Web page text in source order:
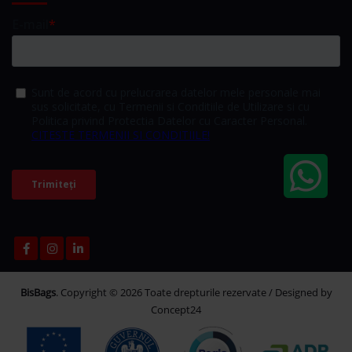
BisBags. Copyright © 2026 Toate drepturile rezervate / Designed by
Concept24